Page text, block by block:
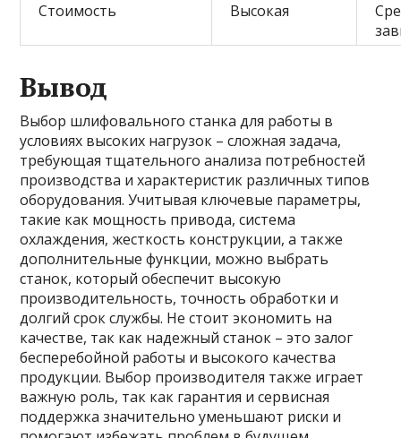
Стоимость
Высокая
Вывод
Выбор шлифовального станка для работы в
условиях высоких нагрузок – сложная задача,
требующая тщательного анализа потребностей
производства и характеристик различных типов
оборудования. Учитывая ключевые параметры,
такие как мощность привода, система
охлаждения, жесткость конструкции, а также
дополнительные функции, можно выбрать
станок, который обеспечит высокую
производительность, точность обработки и
долгий срок службы. Не стоит экономить на
качестве, так как надежный станок – это залог
бесперебойной работы и высокого качества
продукции. Выбор производителя также играет
важную роль, так как гарантия и сервисная
поддержка значительно уменьшают риски и